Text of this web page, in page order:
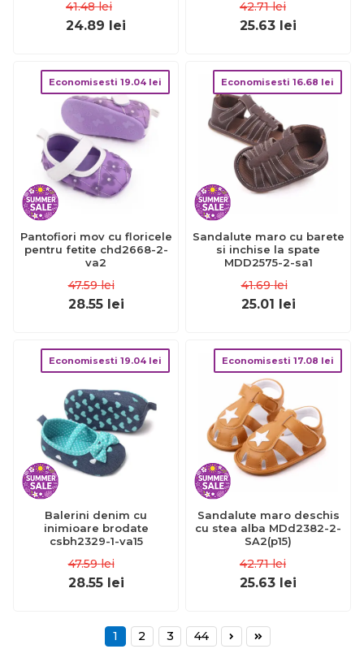
41.48 lei
24.89 lei
42.71 lei
25.63 lei
Economisesti 19.04 lei
Pantofiori mov cu floricele
pentru fetite chd2668-2-
va2
47.59 lei
28.55 lei
Economisesti 16.68 lei
Sandalute maro cu barete
si inchise la spate
MDD2575-2-sa1
41.69 lei
25.01 lei
Economisesti 19.04 lei
Balerini denim cu
inimioare brodate
csbh2329-1-va15
47.59 lei
28.55 lei
Economisesti 17.08 lei
Sandalute maro deschis
cu stea alba MDd2382-2-
SA2(p15)
42.71 lei
25.63 lei
1 2 3 44